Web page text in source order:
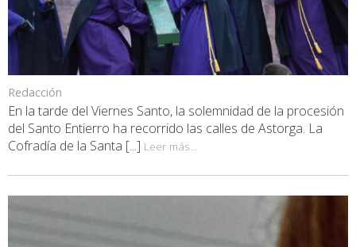
Redacción
En la tarde del Viernes Santo, la solemnidad de la procesión
del Santo Entierro ha recorrido las calles de Astorga. La
Cofradía de la Santa [...] Leer más...